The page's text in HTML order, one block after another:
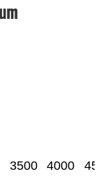
3500 4000